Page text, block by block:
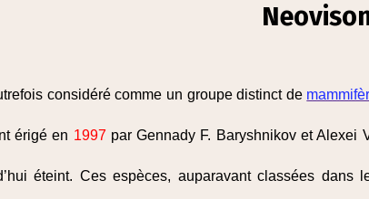
considéré comme un groupe distinct de
érigé en 1997 par Gennady F. Baryshnikov et Alexei
éteint. Ces espèces, auparavant classées dans